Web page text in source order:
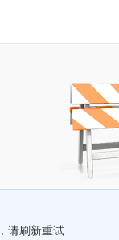
请刷新重试